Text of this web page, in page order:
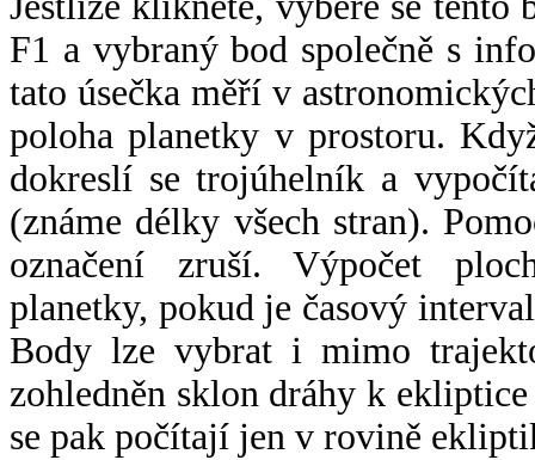
F1 a vybraný bod společně s
tato úsečka měří v
poloha planetky v prostoru.
dokreslí se trojúhelník a
(známe délky všech stran).
označení zruší. Výpočet
planetky, pokud je časový
Body lze vybrat i mimo
zohledněn sklon dráhy k
se pak počítají jen v rovině